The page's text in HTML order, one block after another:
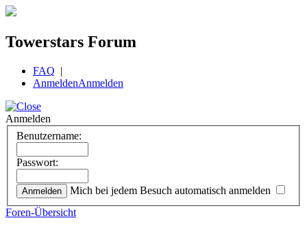
Towerstars Forum
FAQ |
AnmeldenAnmelden
Anmelden
Benutzername:
Passwort:
Mich bei jedem Besuch automatisch anmelden
Foren-Übersicht